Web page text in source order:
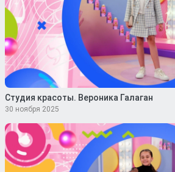
Студия красоты. Вероника Галаган
30 ноября 2025